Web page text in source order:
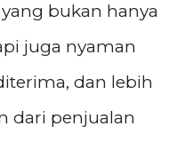
bukan hanya
juga nyaman
dan lebih
dari penjualan